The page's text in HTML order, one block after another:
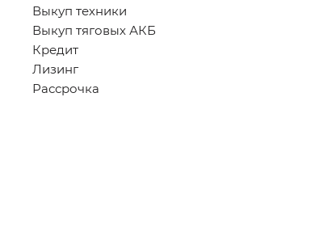
Выкуп техники
Выкуп тяговых АКБ
Кредит
Лизинг
Рассрочка